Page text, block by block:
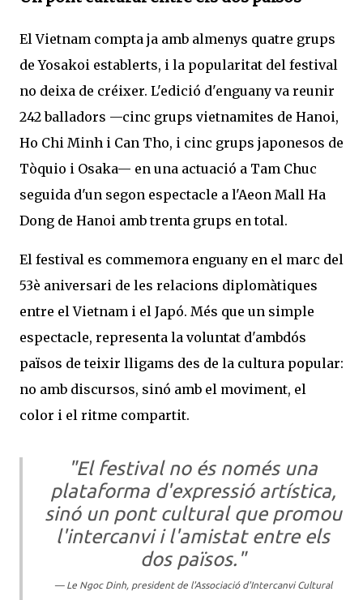
El Vietnam compta ja amb almenys quatre grups
de Yosakoi establerts, i la popularitat del festival
no deixa de créixer. L'edició d'enguany va reunir
242 balladors —cinc grups vietnamites de Hanoi,
Ho Chi Minh i Can Tho, i cinc grups japonesos de
Tòquio i Osaka— en una actuació a Tam Chuc
seguida d'un segon espectacle a l'Aeon Mall Ha
Dong de Hanoi amb trenta grups en total.
El festival es commemora enguany en el marc del
53è aniversari de les relacions diplomàtiques
entre el Vietnam i el Japó. Més que un simple
espectacle, representa la voluntat d'ambdós
països de teixir lligams des de la cultura popular:
no amb discursos, sinó amb el moviment, el
color i el ritme compartit.
"El festival no és només una
plataforma d'expressió artística,
sinó un pont cultural que promou
l'intercanvi i l'amistat entre els
dos països."
— Le Ngoc Dinh, president de l'Associació d'Intercanvi Cultural